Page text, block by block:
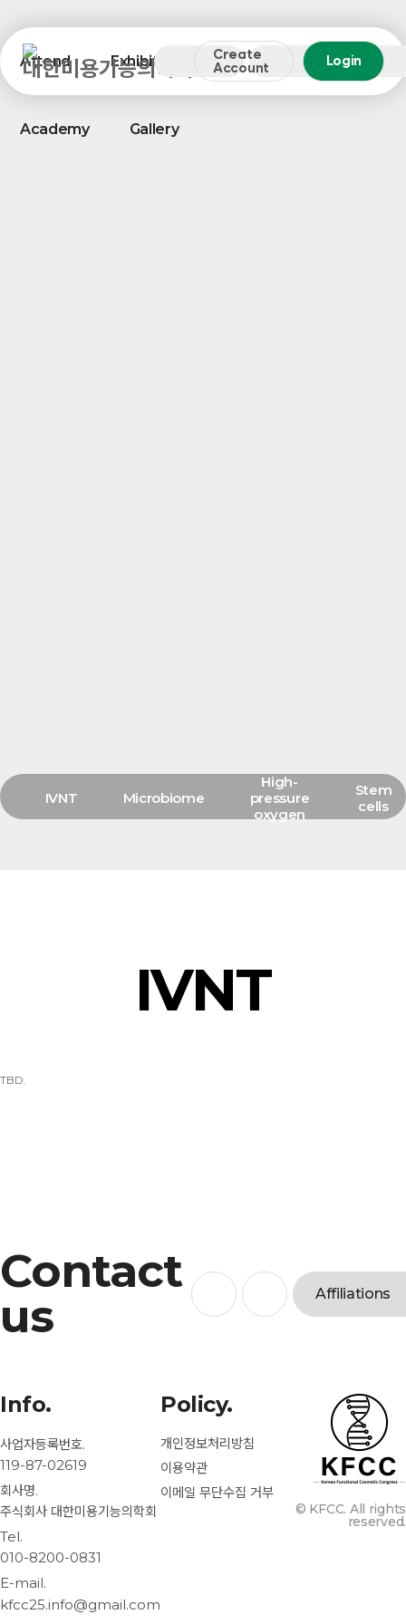
Create
Account
Login
Attend Exhibit About Entry
Academy Gallery
IVNT Microbiome
High-
pressure
oxygen
Stem
cells
IVNT
TBD.
Contact
us
Affiliations
Info.
사업자등록번호.
119-87-02619
회사명.
주식회사 대한미용기능의학회
Tel.
010-8200-0831
E-mail.
kfcc25.info@gmail.com
Policy.
개인정보처리방침
이용약관
이메일 무단수집 거부
© KFCC. All rights
reserved.